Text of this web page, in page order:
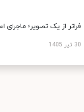
فراتر از یک تصویر؛ ماجرای
30 تیر 1405